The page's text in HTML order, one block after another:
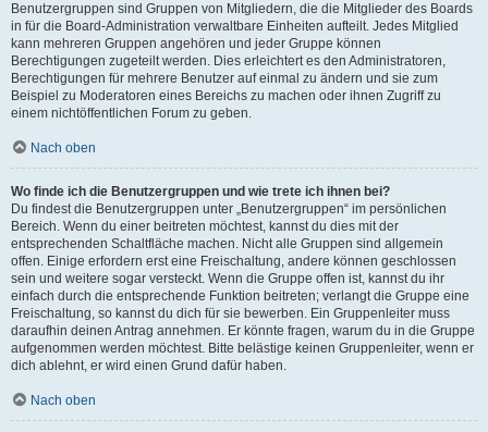
Benutzergruppen sind Gruppen von Mitgliedern, die die Mitglieder des Boards
in für die Board-Administration verwaltbare Einheiten aufteilt. Jedes Mitglied
kann mehreren Gruppen angehören und jeder Gruppe können
Berechtigungen zugeteilt werden. Dies erleichtert es den Administratoren,
Berechtigungen für mehrere Benutzer auf einmal zu ändern und sie zum
Beispiel zu Moderatoren eines Bereichs zu machen oder ihnen Zugriff zu
einem nichtöffentlichen Forum zu geben.
Nach oben
Wo finde ich die Benutzergruppen und wie trete ich ihnen bei?
Du findest die Benutzergruppen unter „Benutzergruppen“ im persönlichen
Bereich. Wenn du einer beitreten möchtest, kannst du dies mit der
entsprechenden Schaltfläche machen. Nicht alle Gruppen sind allgemein
offen. Einige erfordern erst eine Freischaltung, andere können geschlossen
sein und weitere sogar versteckt. Wenn die Gruppe offen ist, kannst du ihr
einfach durch die entsprechende Funktion beitreten; verlangt die Gruppe eine
Freischaltung, so kannst du dich für sie bewerben. Ein Gruppenleiter muss
daraufhin deinen Antrag annehmen. Er könnte fragen, warum du in die Gruppe
aufgenommen werden möchtest. Bitte belästige keinen Gruppenleiter, wenn er
dich ablehnt, er wird einen Grund dafür haben.
Nach oben